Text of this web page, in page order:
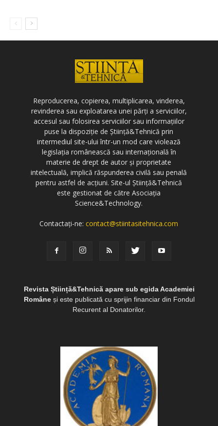
Reproducerea, copierea, multiplicarea, vinderea,
revinderea sau exploatarea unei părți a serviciilor,
accesul sau folosirea serviciilor sau informațiilor
puse la dispoziție de Știință&Tehnică prin
intermediul site-ului într-un mod care violează
legislația românească sau internațională în
materie de drept de autor și proprietate
intelectuală, implică răspunderea civilă sau penală
pentru astfel de acțiuni. Site-ul Știință&Tehnică
este gestionat de către Asociația
Science&Technology.
Contactați-ne:contact@stiintasitehnica.com
Revista Știință&Tehnică apare sub egida Academiei
Româneși este publicată cu sprijin financiar din Fondul
Recurent al Donatorilor.